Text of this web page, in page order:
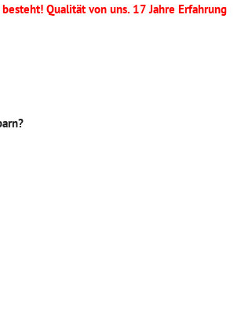
Qualität von uns. 17 Jahre Erfahrung